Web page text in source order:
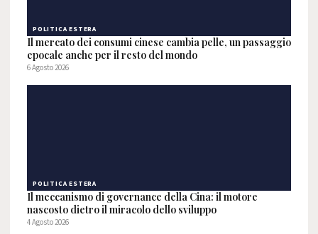
POLITICA ESTERA
Il mercato dei consumi cinese cambia pelle, un passaggio
epocale anche per il resto del mondo
6 Agosto 2026
POLITICA ESTERA
Il meccanismo di governance della Cina: il motore
nascosto dietro il miracolo dello sviluppo
4 Agosto 2026